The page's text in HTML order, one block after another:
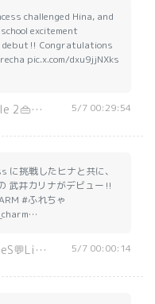
challenged Hina, and
excitement
Congratulations
pic.x.com/dxu9jjNXks
JTP😈The Devil Wears Chanelle 2👜🧸💍 5/7 00:29:54
に挑戦したヒナと共に、
武井カリナがデビュー‼️
#ふれちゃ
JTP🌬️RESCENE⚖️FIFTY²♨️tripleS💬LineOpenChat 5/7 00:00:14